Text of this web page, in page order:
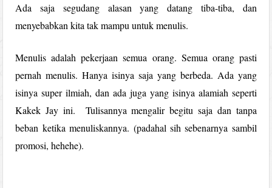
Ada saja segudang alasan yang datang tiba-tiba, dan
menyebabkan kita tak mampu untuk menulis.
Menulis adalah pekerjaan semua orang. Semua orang pasti
pernah menulis. Hanya isinya saja yang berbeda. Ada yang
isinya super ilmiah, dan ada juga yang isinya alamiah seperti
Kakek Jay ini. Tulisannya mengalir begitu saja dan tanpa
beban ketika menuliskannya. (padahal sih sebenarnya sambil
promosi, hehehe).